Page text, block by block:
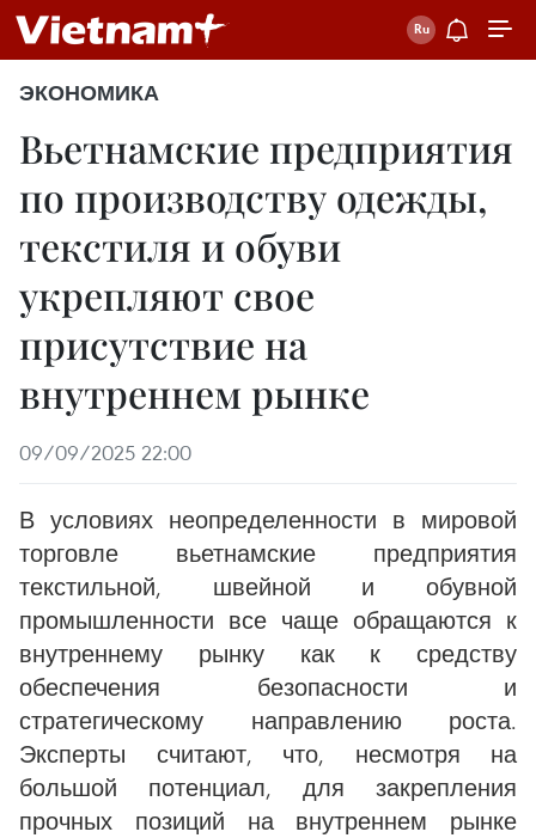
ЭКОНОМИКА
Вьетнамские предприятия
по производству одежды,
текстиля и обуви
укрепляют свое
присутствие на
внутреннем рынке
09/09/2025 22:00
В условиях неопределенности в мировой
торговле вьетнамские предприятия
текстильной, швейной и обувной
промышленности все чаще обращаются к
внутреннему рынку как к средству
обеспечения безопасности и
стратегическому направлению роста.
Эксперты считают, что, несмотря на
большой потенциал, для закрепления
прочных позиций на внутреннем рынке